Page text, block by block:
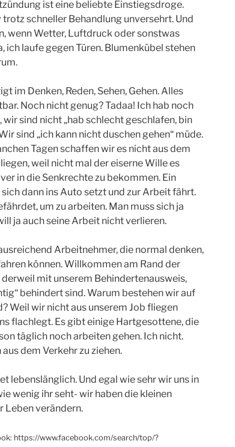
ist eine beliebte Einstiegsdroge.
schneller Behandlung unversehrt. Und
wenn Wetter, Luftdruck oder sonstwas
ich laufe gegen Türen. Blumenkübel stehen
im Denken, Reden, Sehen, Gehen. Alles
Noch nicht genug? Tadaa! Ich hab noch
wir sind nicht „hab schlecht geschlafen, bin
sind „ich kann nicht duschen gehen“ müde.
Tagen schaffen wir es nicht aus dem
weil nicht mal der eiserne Wille es
in die Senkrechte zu bekommen. Ein
dann ins Auto setzt und zur Arbeit fährt.
um zu arbeiten. Man muss sich ja
ja auch seine Arbeit nicht verlieren.
Arbeitnehmer, die normal denken,
können. Willkommen am Rand der
mit unserem Behindertenausweis,
behindert sind. Warum bestehen wir auf
Weil wir nicht aus unserem Job fliegen
flachlegt. Es gibt einige Hartgesottene, die
täglich noch arbeiten gehen. Ich nicht.
dem Verkehr zu ziehen.
lebenslänglich. Und egal wie sehr wir uns in
wenig ihr seht- wir haben die kleinen
Leben verändern.
https://www.facebook.com/search/top/?